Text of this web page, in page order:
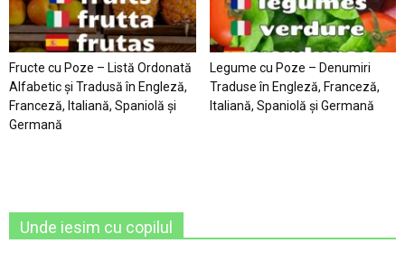
Fructe cu Poze – Listă Ordonată
Alfabetic şi Tradusă în Engleză,
Franceză, Italiană, Spaniolă şi
Germană
Legume cu Poze – Denumiri
Traduse în Engleză, Franceză,
Italiană, Spaniolă şi Germană
Unde iesim cu copilul